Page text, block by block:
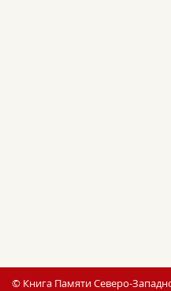
© Книга Памяти Северо-